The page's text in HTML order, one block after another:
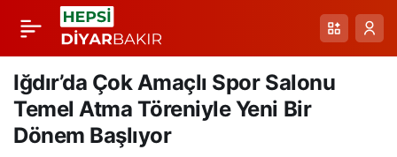
Iğdır’da Çok Amaçlı Spor Salonu
Temel Atma Töreniyle Yeni Bir
Dönem Başlıyor
Amed Sportif
Faaliyetler’de Kaluğlu:
Sıkı Çalışma ile
Paylaş